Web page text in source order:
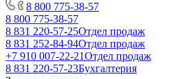
8 800 775-38-57
8 800 775-38-57
8 831 220-57-25Отдел продаж
8 831 252-84-94Отдел продаж
+7 910 007-22-21Отдел продаж
8 831 220-57-23Бухгалтерия